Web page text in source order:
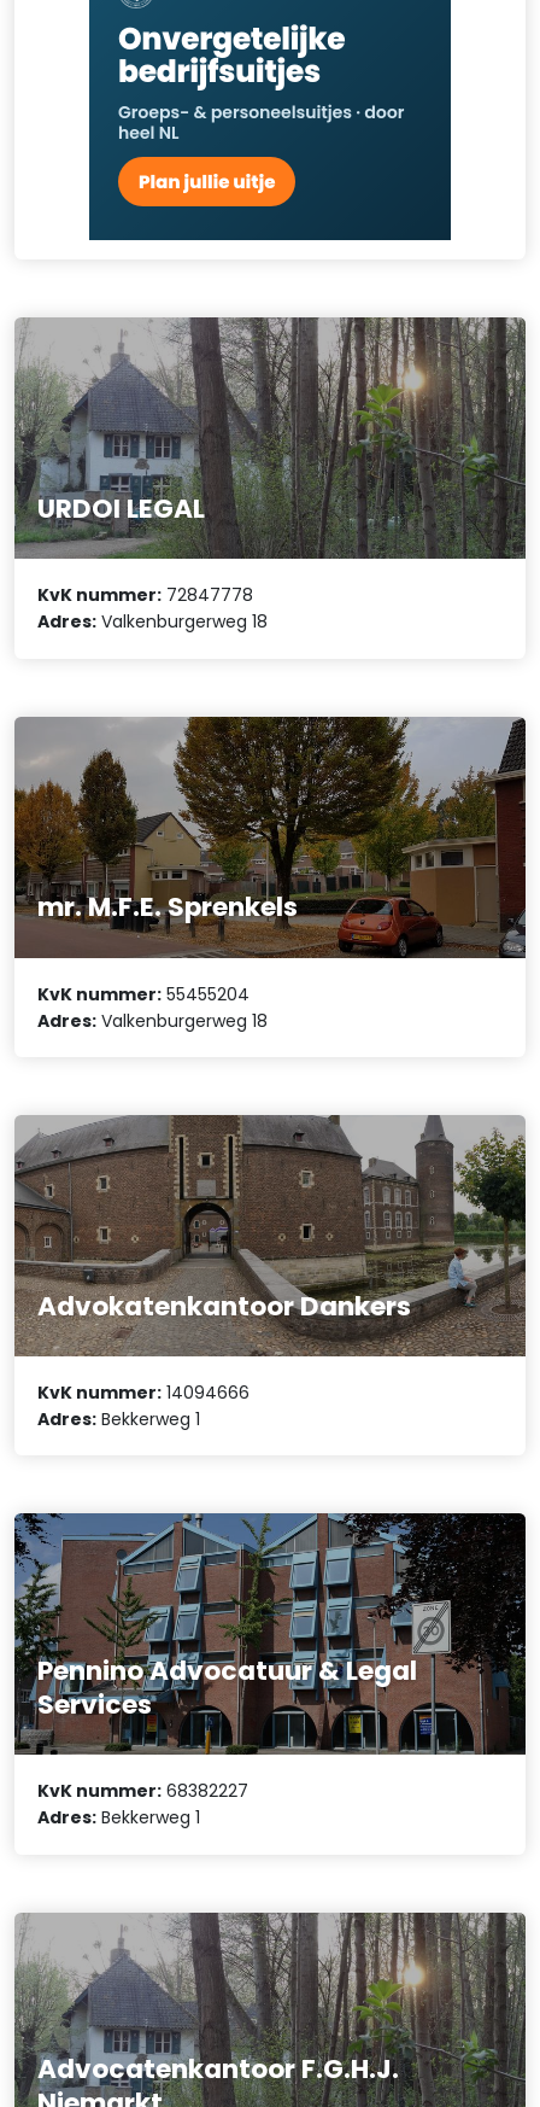
URDOI LEGAL
KvK nummer: 72847778
Adres: Valkenburgerweg 18
mr. M.F.E. Sprenkels
KvK nummer: 55455204
Adres: Valkenburgerweg 18
Advokatenkantoor Dankers
KvK nummer: 14094666
Adres: Bekkerweg 1
Pennino Advocatuur & Legal
Services
KvK nummer: 68382227
Adres: Bekkerweg 1
Advocatenkantoor F.G.H.J.